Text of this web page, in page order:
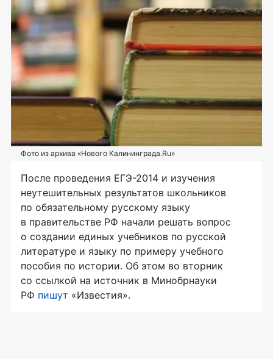
Фото из архива «Нового Калининграда.Ru»
После проведения ЕГЭ-2014 и изучения
неутешительных результатов школьников
по обязательному русскому языку
в правительстве РФ начали решать вопрос
о создании единых учебников по русской
литературе и языку по примеру учебного
пособия по истории. Об этом во вторник
со ссылкой на источник в Минобрнауки
РФ пишут «Известия».